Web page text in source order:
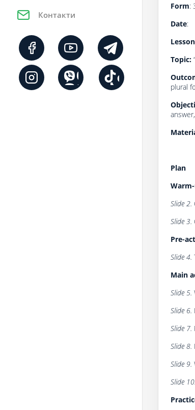
Контакти
Form:
Date:
Topic:
plural
Plan
Slide 2.
Slide 3.
Pre-
Slide 4.
Main
Slide 5.
Slide 6.
Slide 7.
Slide 8.
Slide 9.
Slide 10.